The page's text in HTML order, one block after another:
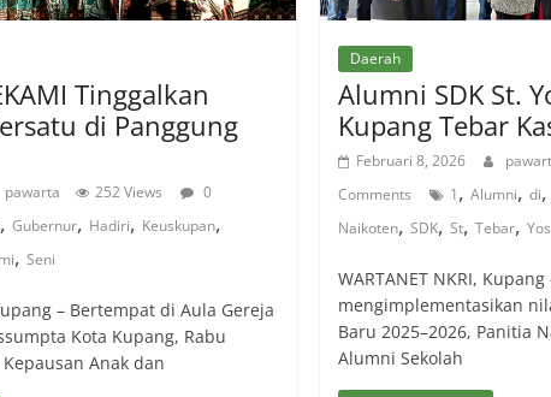
Tinggalkan
di Panggung
pawarta 252 Views
0
, Gubernur, Hadiri, Keuskupan,
, Seni
– Bertempat di Aula Gereja
Kota Kupang, Rabu
Anak dan
Daerah
Alumni SDK St.
Kupang Tebar
Februari 8, 2026
Comments
1,Alumni,di,
Naikoten,SDK,St,Tebar,
WARTANET NKRI,
mengimplementasikan
Baru 2025–2026, Panitia
Alumni Sekolah